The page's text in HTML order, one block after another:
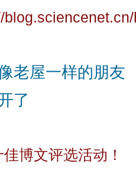
老屋一样的朋友
了
博文评选活动！